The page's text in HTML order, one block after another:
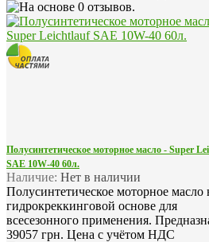
Полусинтетическое моторное масло - Super
SAE 10W-40 60л.
Наличие: Нет в наличии
Полусинтетическое моторное масло
гидрокреккинговой основе для
всесезонного применения.
39057 грн. Цена с учётом НДС